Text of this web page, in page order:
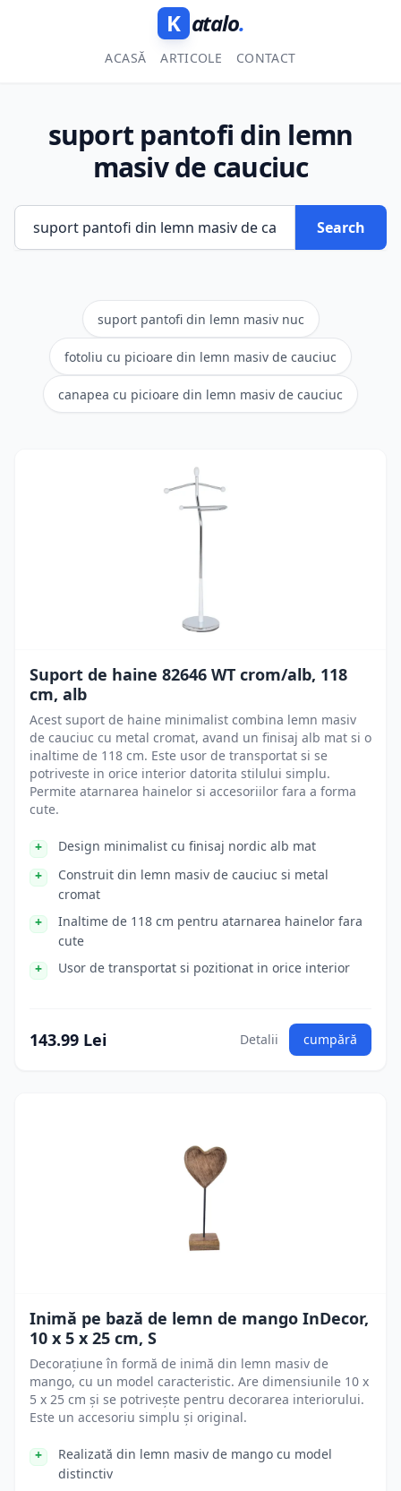
K atalo.
ACASĂ ARTICOLE CONTACT
suport pantofi din lemn
masiv de cauciuc
Search
suport pantofi din lemn masiv nuc
fotoliu cu picioare din lemn masiv de cauciuc
canapea cu picioare din lemn masiv de cauciuc
Suport de haine 82646 WT crom/alb, 118
cm, alb
Acest suport de haine minimalist combina lemn masiv
de cauciuc cu metal cromat, avand un finisaj alb mat si o
inaltime de 118 cm. Este usor de transportat si se
potriveste in orice interior datorita stilului simplu.
Permite atarnarea hainelor si accesoriilor fara a forma
cute.
Design minimalist cu finisaj nordic alb mat
Construit din lemn masiv de cauciuc si metal
cromat
Inaltime de 118 cm pentru atarnarea hainelor fara
cute
Usor de transportat si pozitionat in orice interior
143.99 Lei Detalii cumpără
Inimă pe bază de lemn de mango InDecor,
10 x 5 x 25 cm, S
Decorațiune în formă de inimă din lemn masiv de
mango, cu un model caracteristic. Are dimensiunile 10 x
5 x 25 cm și se potrivește pentru decorarea interiorului.
Este un accesoriu simplu și original.
Realizată din lemn masiv de mango cu model
distinctiv